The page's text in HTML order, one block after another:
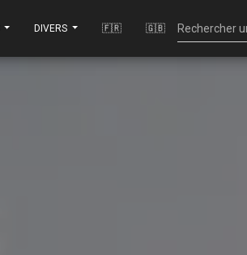
DIVERS 🇫🇷 🇬🇧